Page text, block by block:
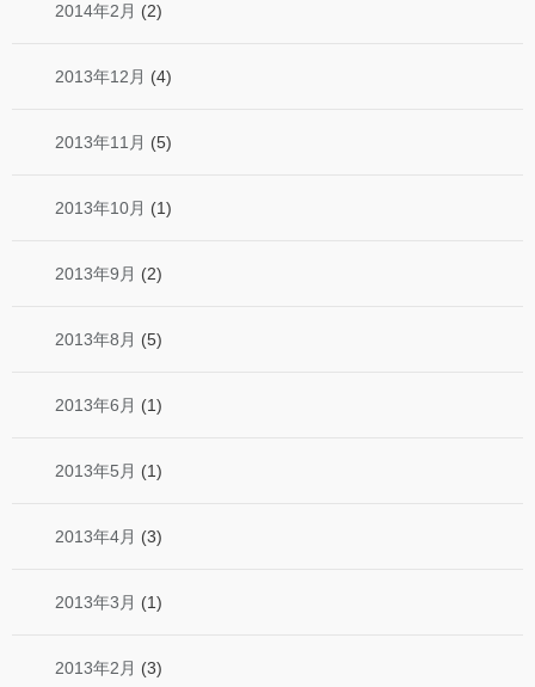
2014年2月 (2)
2013年12月 (4)
2013年11月 (5)
2013年10月 (1)
2013年9月 (2)
2013年8月 (5)
2013年6月 (1)
2013年5月 (1)
2013年4月 (3)
2013年3月 (1)
2013年2月 (3)